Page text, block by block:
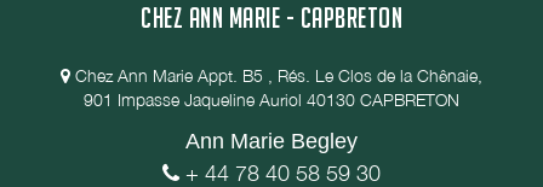
CHEZ ANN MARIE - CAPBRETON
Chez Ann Marie Appt. B5 , Rés. Le Clos de la Chênaie,
901 Impasse Jaqueline Auriol 40130 CAPBRETON
Ann Marie Begley
+ 44 78 40 58 59 30